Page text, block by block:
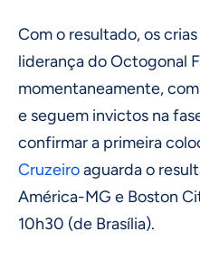
Com o resultado, os
liderança do Octogonal
momentaneamente,
e seguem invictos na
confirmar a primeira
Cruzeiroaguarda o
América-MG e Boston
10h30 (de Brasília).